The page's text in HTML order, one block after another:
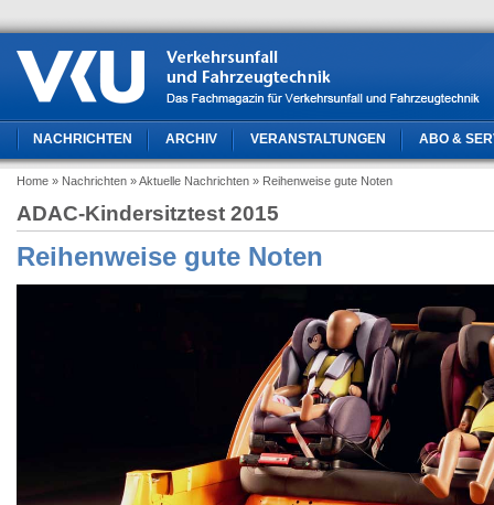
NACHRICHTEN ARCHIV VERANSTALTUNGEN ABO &
Home » Nachrichten » Aktuelle Nachrichten » Reihenweise gute Noten
ADAC-Kindersitztest 2015
Reihenweise gute Noten